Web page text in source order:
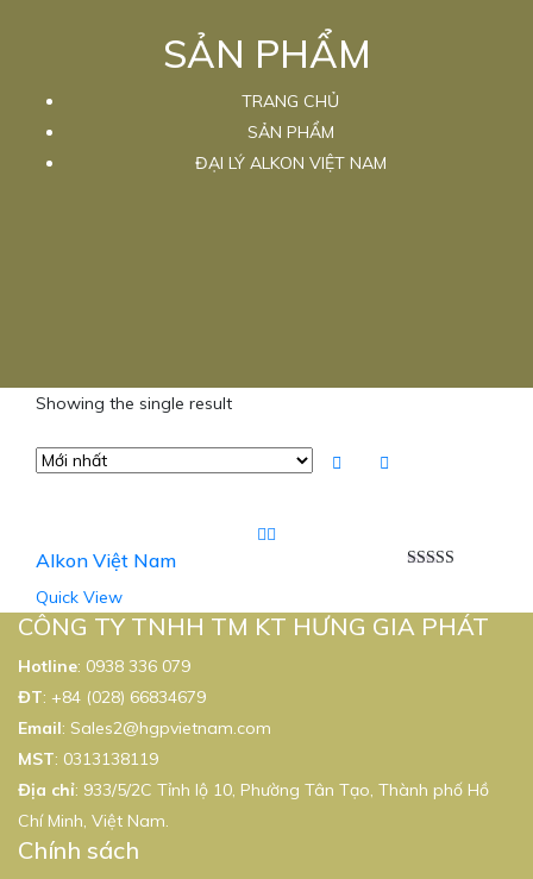
SẢN PHẨM
TRANG CHỦ
SẢN PHẨM
ĐẠI LÝ ALKON VIỆT NAM
Showing the single result
sao
Alkon Việt Nam
Quick View
CÔNG TY TNHH TM KT HƯNG GIA PHÁT
Hotline: 0938 336 079
ĐT: +84 (028) 66834679
Email: Sales2@hgpvietnam.com
MST: 0313138119
Địa chỉ: 933/5/2C Tỉnh lộ 10, Phường Tân Tạo, Thành phố Hồ
Chí Minh, Việt Nam.
Chính sách